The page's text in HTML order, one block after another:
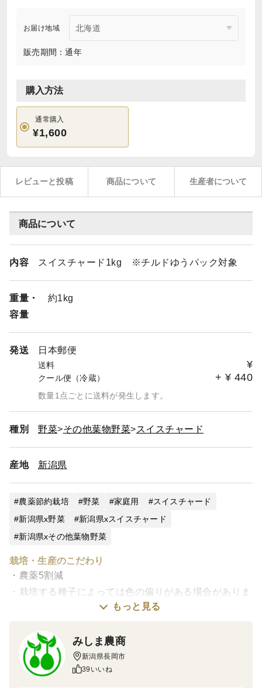
お届け地域
販売期間：通年
購入方法
通常購入
¥1,600
レビューと投稿 商品について 生産者について
商品について
内容 スイスチャード1kg ※チルドゆうパック対象
重量・
容量
約1kg
発送 日本郵便
送料 ¥
クール便（冷蔵） + ¥ 440
数量1点ごとに送料が発生します。
種別 野菜 その他葉物野菜 スイスチャード
産地 新潟県
農薬節約栽培 野菜 家庭用
スイスチャード
新潟県x野菜
新潟県xスイスチャード
新潟県xその他葉物野菜
栽培・生産のこだわり
・農薬5割減
・栽培する種子によっては色の偏りがある場合がありま
出荷について
・チルドゆうパック対象商品は注文受付後、商品の準備
が出来次第1～7日以内に発送をいたします
もっと見る
みしま農商
新潟県長岡市
39いいね